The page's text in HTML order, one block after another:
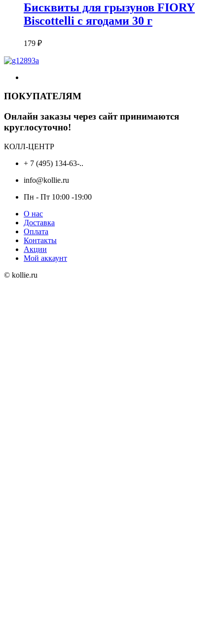
Бисквиты для грызунов FIORY
Biscottelli с ягодами 30 г
179 ₽
ПОКУПАТЕЛЯМ
Онлайн заказы через сайт принимаются
круглосуточно!
КОЛЛ-ЦЕНТР
+ 7 (495) 134-63-..
info@kollie.ru
Пн - Пт 10:00 -19:00
О нас
Доставка
Оплата
Контакты
Акции
Мой аккаунт
© kollie.ru